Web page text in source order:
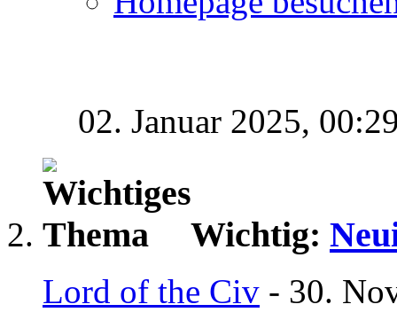
02. Januar 2025,
Wichtig:
Lord of the Civ - 30.